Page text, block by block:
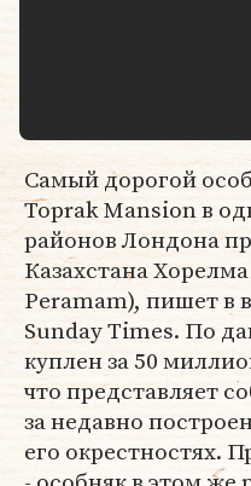
Самый дорогой
Toprak Mansion в
районов Лондона
Казахстана
Peramam), пишет в
Sunday Times. По
куплен за 50
что представляет
за недавно
его окрестностях.